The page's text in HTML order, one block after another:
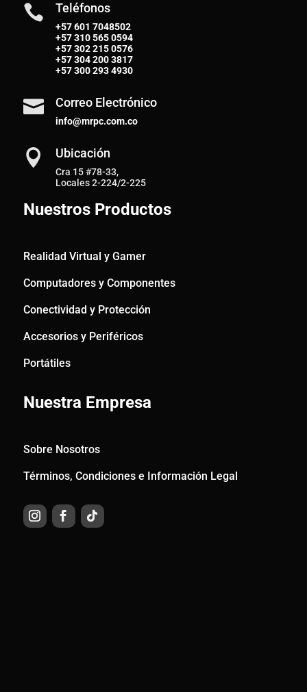
 Teléfonos
+57 601 7048502
+57310 565 0594
+57302 215 0576
+57304 200 3817
+57300 293 4930
 Correo Electrónico
info@mrpc.com.co
 Ubicación
Cra 15 #78-33,
Locales 2-224/2-225
Nuestros Productos
Realidad Virtual y Gamer
Computadores y Componentes
Conectividad y Protección
Accesorios y Periféricos
Portátiles
Nuestra Empresa
Sobre Nosotros
Términos, Condiciones e Información Legal